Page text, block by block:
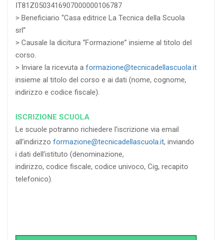
IT81Z0503416907000000106787
> Beneficiario “Casa editrice La Tecnica della Scuola
srl”
> Causale la dicitura “Formazione” insieme al titolo del
corso.
> Inviare la ricevuta a formazione@tecnicadellascuola.it
insieme al titolo del corso e ai dati (nome, cognome,
indirizzo e codice fiscale).
ISCRIZIONE SCUOLA
Le scuole potranno richiedere l’iscrizione via email
all’indirizzo formazione@tecnicadellascuola.it, inviando
i dati dell’istituto (denominazione,
indirizzo, codice fiscale, codice univoco, Cig, recapito
telefonico).